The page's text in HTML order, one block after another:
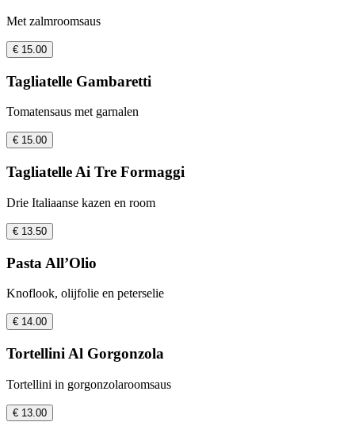
Met zalmroomsaus
€ 15.00
Tagliatelle Gambaretti
Tomatensaus met garnalen
€ 15.00
Tagliatelle Ai Tre Formaggi
Drie Italiaanse kazen en room
€ 13.50
Pasta All’Olio
Knoflook, olijfolie en peterselie
€ 14.00
Tortellini Al Gorgonzola
Tortellini in gorgonzolaroomsaus
€ 13.00